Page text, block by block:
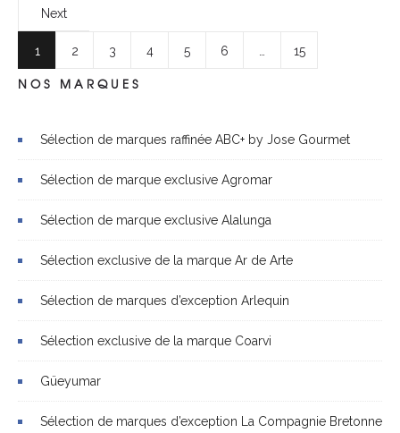
Next
1 2 3 4 5 6 15
NOS MARQUES
Sélection de marques raffinée ABC+ by Jose Gourmet
Sélection de marque exclusive Agromar
Sélection de marque exclusive Alalunga
Sélection exclusive de la marque Ar de Arte
Sélection de marques d’exception Arlequin
Sélection exclusive de la marque Coarvi
Güeyumar
Sélection de marques d’exception La Compagnie Bretonne